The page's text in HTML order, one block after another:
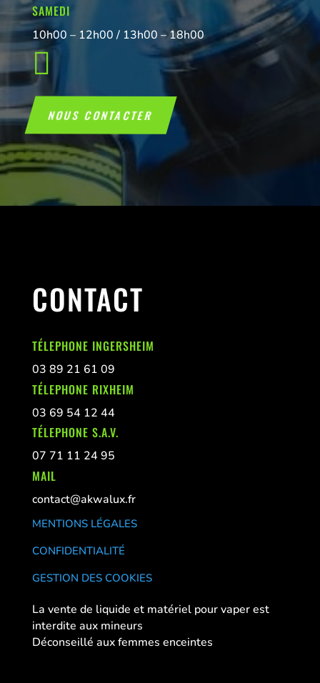
SAMEDI
10h00 – 12h00 / 13h00 – 18h00

NOUS CONTACTER
CONTACT
TÉLEPHONE INGERSHEIM
03 89 21 61 09
TÉLEPHONE RIXHEIM
03 69 54 12 44
TÉLEPHONE S.A.V.
07 71 11 24 95
MAIL
contact@akwalux.fr
MENTIONS LÉGALES
CONFIDENTIALITÉ
GESTION DES COOKIES
La vente de liquide et matériel pour vaper est
interdite aux mineurs
Déconseillé aux femmes enceintes